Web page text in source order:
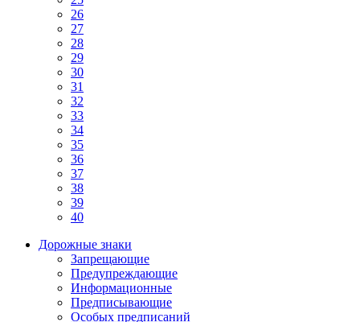
26
27
28
29
30
31
32
33
34
35
36
37
38
39
40
Дорожные знаки
Запрещающие
Предупреждающие
Информационные
Предписывающие
Особых предписаний